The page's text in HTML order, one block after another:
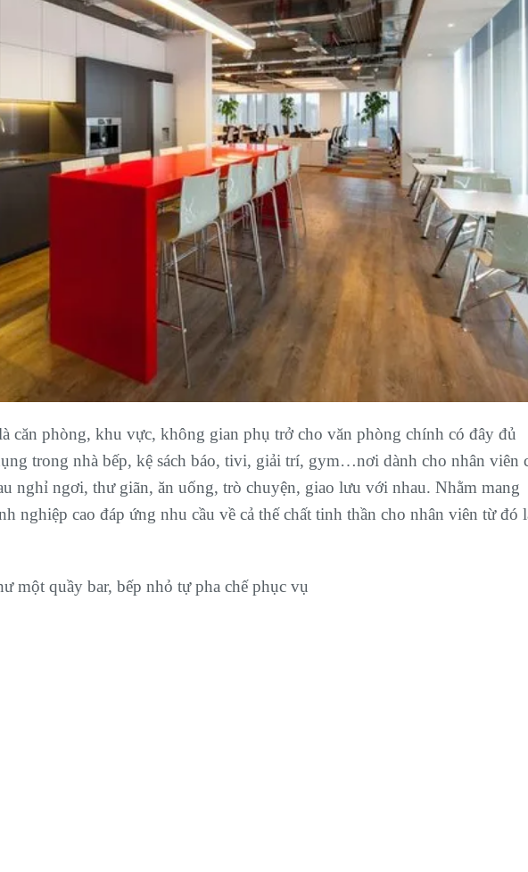
căn phòng, khu vực, không gian phụ trở cho văn phòng chính có đây đủ
trong nhà bếp, kệ sách báo, tivi, giải trí, gym…nơi dành cho nhân viên
nghỉ ngơi, thư giãn, ăn uống, trò chuyện, giao lưu với nhau. Nhằm mang
nghiệp cao đáp ứng nhu cầu về cả thế chất tinh thần cho nhân viên từ đó
một quầy bar, bếp nhỏ tự pha chế phục vụ